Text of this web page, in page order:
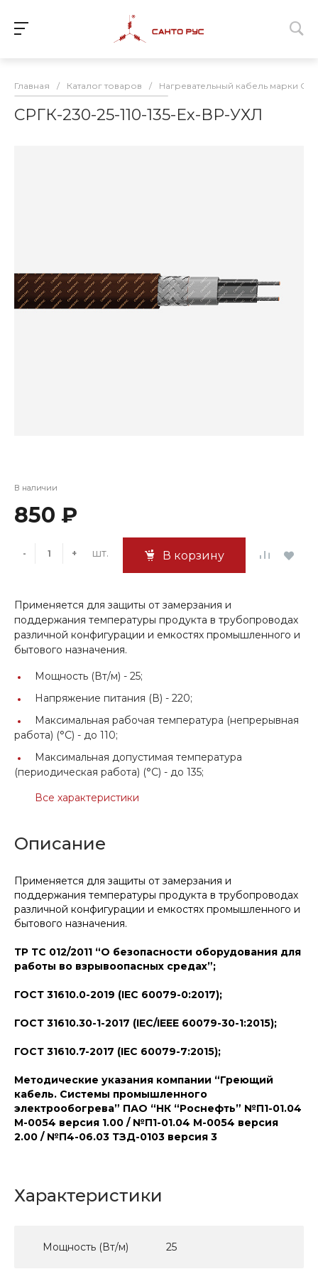
Главная / Каталог товаров / Нагревательный кабель марки
СРГК-230-25-110-135-Ех-ВР-УХЛ
В наличии
850 ₽
- + шт. В корзину
Применяется для защиты от замерзания и
поддержания температуры продукта в трубопроводах
различной конфигурации и емкостях промышленного и
бытового назначения.
Мощность (Вт/м) - 25;
Напряжение питания (В) - 220;
Максимальная рабочая температура (непрерывная
работа) (°C) - до 110;
Максимальная допустимая температура
(периодическая работа) (°C) - до 135;
Все характеристики
Описание
Применяется для защиты от замерзания и
поддержания температуры продукта в трубопроводах
различной конфигурации и емкостях промышленного и
бытового назначения.
ТР ТС 012/2011 “О безопасности оборудования для
работы во взрывоопасных средах”;
ГОСТ 31610.0-2019 (IEC 60079-0:2017);
ГОСТ 31610.30-1-2017 (IEC/IEEE 60079-30-1:2015);
ГОСТ 31610.7-2017 (IEC 60079-7:2015);
Методические указания компании “Греющий
кабель. Системы промышленного
электрообогрева” ПАО “НК “Роснефть” №П1-01.04
М-0054 версия 1.00 / №П1-01.04 М-0054 версия
2.00 / №П4-06.03 ТЗД-0103 версия 3
Характеристики
Мощность (Вт/м) 25